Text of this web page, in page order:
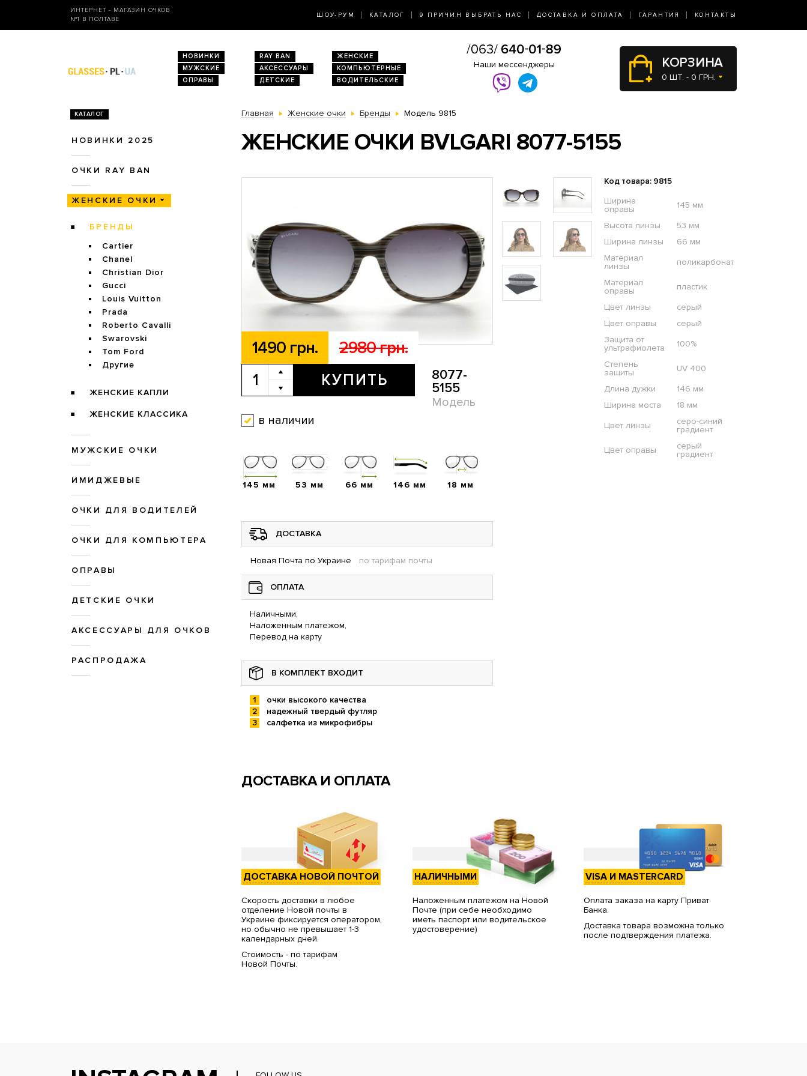
ИНТЕРНЕТ - МАГАЗИН ОЧКОВ
№1 В ПОЛТАВЕ
ШОУ-РУМ КАТАЛОГ 9 ПРИЧИН ВЫБРАТЬ НАС ДОСТАВКА И ОПЛАТА ГАРАНТИЯ КОНТАКТЫ
НОВИНКИ RAY BAN
ЖЕНСКИЕ
МУЖСКИЕ
АКСЕССУАРЫ
КОМПЬЮТЕРНЫЕ
ОПРАВЫ
ДЕТСКИЕ ВОДИТЕЛЬСКИЕ
Наши мессенджеры КОРЗИНА
0 ШТ. - 0 ГРН.
КАТАЛОГ
НОВИНКИ 2025
ОЧКИ RAY BAN
ЖЕНСКИЕ ОЧКИ
БРЕНДЫ
Cartier
Chanel
Christian Dior
Gucci
Louis Vuitton
Prada
Roberto Cavalli
Swarovski
Tom Ford
Другие
ЖЕНСКИЕ КАПЛИ
ЖЕНСКИЕ КЛАССИКА
МУЖСКИЕ ОЧКИ
ИМИДЖЕВЫЕ
ОЧКИ ДЛЯ ВОДИТЕЛЕЙ
ОЧКИ ДЛЯ КОМПЬЮТЕРА
ОПРАВЫ
ДЕТСКИЕ ОЧКИ
АКСЕССУАРЫ ДЛЯ ОЧКОВ
РАСПРОДАЖА
Главная Женские очки Бренды Модель 9815
ЖЕНСКИЕ ОЧКИ BVLGARI 8077-5155
1490 грн. 2980 грн.
КУПИТЬ
8077-
5155
Модель
в наличии
Код товара: 9815
Ширина
оправы
145 мм
Высота линзы
53 мм
Ширина линзы
66 мм
Материал
линзы
поликарбонат
Материал
оправы
пластик
Цвет линзы
серый
Цвет оправы
серый
Защита от
ультрафиолета
100%
Степень
защиты
UV 400
Длина дужки
146 мм
Ширина моста
18 мм
Цвет линзы
серо-синий
градиент
Цвет оправы
серый
градиент
145 мм 53 мм 66 мм 146 мм 18 мм
ДОСТАВКА
Новая Почта по Украине по тарифам почты
ОПЛАТА
Наличными,
Наложенным платежом,
Перевод на карту
В КОМПЛЕКТ ВХОДИТ
очки высокого качества
надежный твердый футляр
салфетка из микрофибры
ДОСТАВКА И ОПЛАТА
ДОСТАВКА НОВОЙ ПОЧТОЙ
Скорость доставки в любое
отделение Новой почты в
Украине фиксируется оператором,
но обычно не превышает 1-3
календарных дней.
Стоимость - по тарифам
Новой Почты.
НАЛИЧНЫМИ
Наложенным платежом на Новой
Почте (при себе необходимо
иметь паспорт или водительское
удостоверение)
VISA И MASTERCARD
Оплата заказа на карту Приват
Банка.
Доставка товара возможна только
после подтверждения платежа.